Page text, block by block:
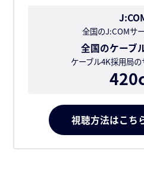
全国のJ:COMサ
全国のケーブ
ケーブル4K採用局
視聴方法はこち